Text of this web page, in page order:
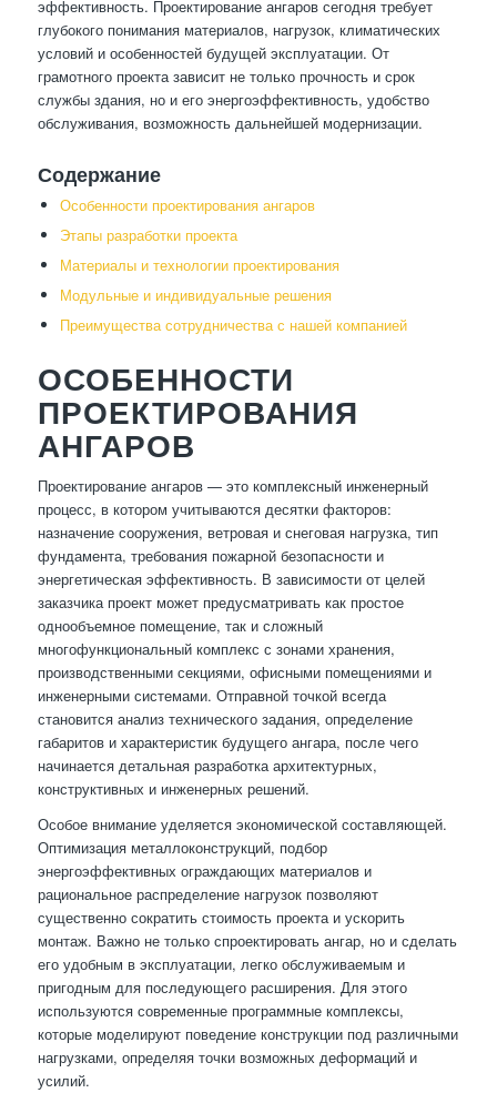
эффективность. Проектирование ангаров сегодня требует
глубокого понимания материалов, нагрузок, климатических
условий и особенностей будущей эксплуатации. От
грамотного проекта зависит не только прочность и срок
службы здания, но и его энергоэффективность, удобство
обслуживания, возможность дальнейшей модернизации.
Содержание
Особенности проектирования ангаров
Этапы разработки проекта
Материалы и технологии проектирования
Модульные и индивидуальные решения
Преимущества сотрудничества с нашей компанией
ОСОБЕННОСТИ
ПРОЕКТИРОВАНИЯ
АНГАРОВ
Проектирование ангаров — это комплексный инженерный
процесс, в котором учитываются десятки факторов:
назначение сооружения, ветровая и снеговая нагрузка, тип
фундамента, требования пожарной безопасности и
энергетическая эффективность. В зависимости от целей
заказчика проект может предусматривать как простое
однообъемное помещение, так и сложный
многофункциональный комплекс с зонами хранения,
производственными секциями, офисными помещениями и
инженерными системами. Отправной точкой всегда
становится анализ технического задания, определение
габаритов и характеристик будущего ангара, после чего
начинается детальная разработка архитектурных,
конструктивных и инженерных решений.
Особое внимание уделяется экономической составляющей.
Оптимизация металлоконструкций, подбор
энергоэффективных ограждающих материалов и
рациональное распределение нагрузок позволяют
существенно сократить стоимость проекта и ускорить
монтаж. Важно не только спроектировать ангар, но и сделать
его удобным в эксплуатации, легко обслуживаемым и
пригодным для последующего расширения. Для этого
используются современные программные комплексы,
которые моделируют поведение конструкции под различными
нагрузками, определяя точки возможных деформаций и
усилий.